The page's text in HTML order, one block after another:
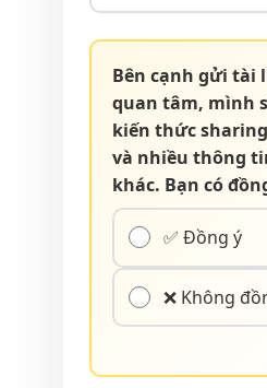
Bên cạnh gửi tài
quan tâm, mình
kiến thức
và nhiều thông
khác. Bạn có
✅ Đồng ý
❌ Không